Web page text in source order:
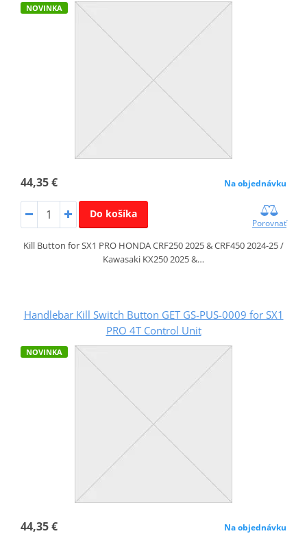
NOVINKA
44,35 € Na objednávku
Do košíka
Porovnať
Kill Button for SX1 PRO HONDA CRF250 2025 & CRF450 2024-25 /
Kawasaki KX250 2025 &…
Handlebar Kill Switch Button GET GS-PUS-0009 for SX1
PRO 4T Control Unit
NOVINKA
44,35 € Na objednávku